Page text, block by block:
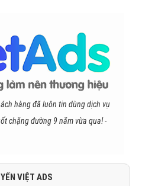
hàng đã luôn tin dùng dịch vụ
chặng đường 9 năm vừa qua! -
VIỆT ADS